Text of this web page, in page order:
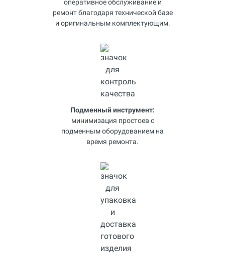
оперативное обслуживание и
ремонт благодаря технической базе
и оригинальным комплектующим.
Подменный инструмент:
минимизация простоев с
подменным оборудованием на
время ремонта.